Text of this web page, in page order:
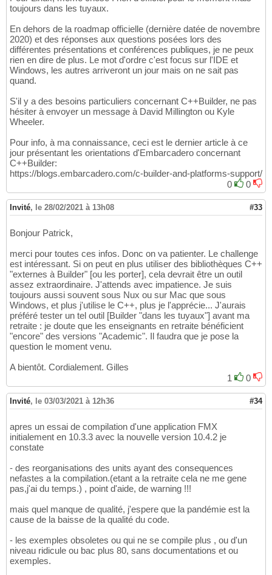
toujours dans les tuyaux.
En dehors de la roadmap officielle (dernière datée de novembre
2020) et des réponses aux questions posées lors des
différentes présentations et conférences publiques, je ne peux
rien en dire de plus. Le mot d'ordre c'est focus sur l'IDE et
Windows, les autres arriveront un jour mais on ne sait pas
quand.
S'il y a des besoins particuliers concernant C++Builder, ne pas
hésiter à envoyer un message à David Millington ou Kyle
Wheeler.
Pour info, à ma connaissance, ceci est le dernier article à ce
jour présentant les orientations d'Embarcadero concernant
C++Builder:
https://blogs.embarcadero.com/c-builder-and-platforms-support/
0
0
Invité, le 28/02/2021 à 13h08 #33
Bonjour Patrick,
merci pour toutes ces infos. Donc on va patienter. Le challenge
est intéressant. Si on peut en plus utiliser des bibliothèques C++
"externes à Builder" [ou les porter], cela devrait être un outil
assez extraordinaire. J'attends avec impatience. Je suis
toujours aussi souvent sous Nux ou sur Mac que sous
Windows, et plus j'utilise le C++, plus je l'apprécie... J'aurais
préféré tester un tel outil [Builder "dans les tuyaux"] avant ma
retraite : je doute que les enseignants en retraite bénéficient
"encore" des versions "Academic". Il faudra que je pose la
question le moment venu.
A bientôt. Cordialement. Gilles
1
0
Invité, le 03/03/2021 à 12h36 #34
apres un essai de compilation d'une application FMX
initialement en 10.3.3 avec la nouvelle version 10.4.2 je
constate
- des reorganisations des units ayant des consequences
nefastes a la compilation.(etant a la retraite cela ne me gene
pas,j'ai du temps.) , point d'aide, de warning !!!
mais quel manque de qualité, j'espere que la pandémie est la
cause de la baisse de la qualité du code.
- les exemples obsoletes ou qui ne se compile plus , ou d'un
niveau ridicule ou bac plus 80, sans documentations et ou
exemples.